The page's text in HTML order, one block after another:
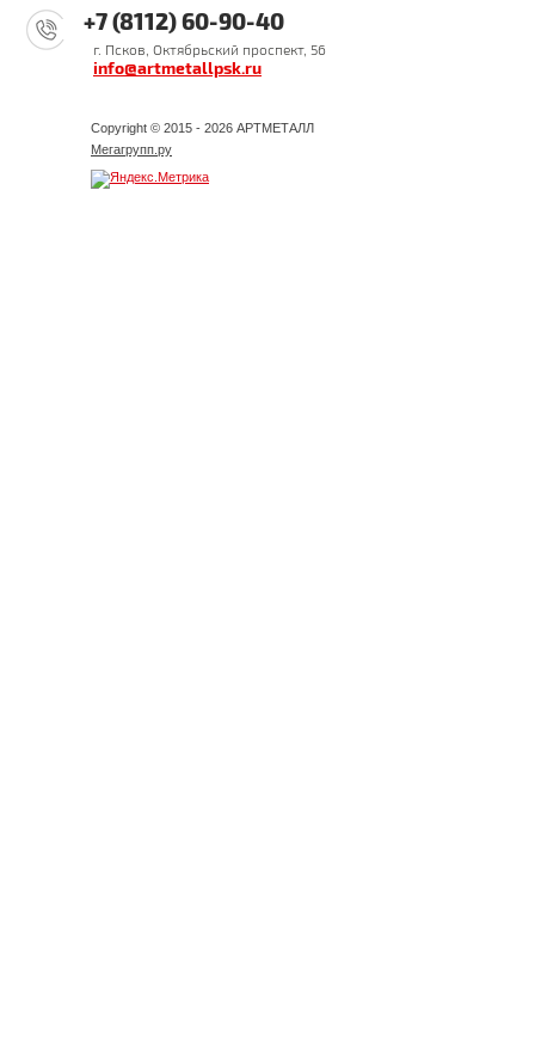
+7 (8112) 60-90-40
г. Псков, Октябрьский проспект, 56
info@artmetallpsk.ru
Copyright © 2015 - 2026 АРТМЕТАЛЛ
Мегагрупп.ру